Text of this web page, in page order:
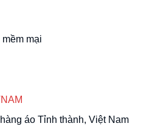
mại
áo Tỉnh thành, Việt Nam